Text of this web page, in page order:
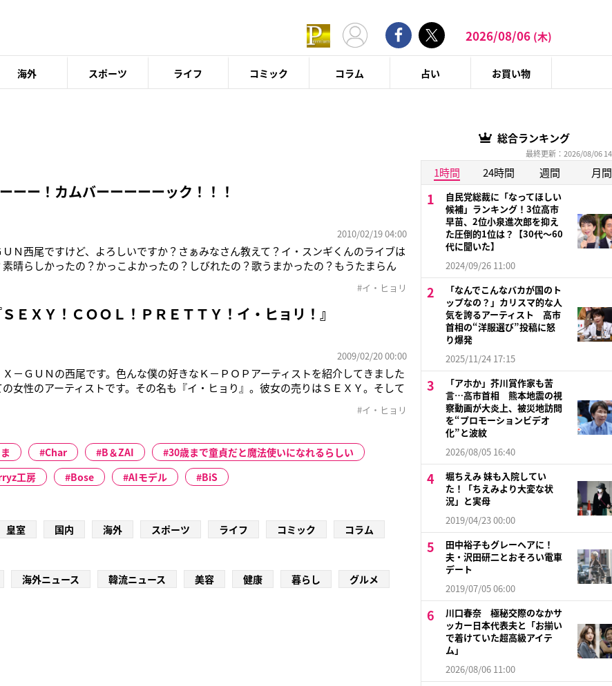
2026/08/06 (木)
海外 スポーツ ライフ コミック コラム 占い お買い物
ーー！カムバーーーーーック！！！
2010/02/19 04:00
Ｎ西尾ですけど、よろしいですか？さぁみなさん教えて？イ・スンギくんのライブは
晴らしかったの？かっこよかったの？しびれたの？歌うまかったの？もうたまらん
みたいで、僕の検索能力では検索できませんでした。『旅に出よう』は歌ったんかな？
、４月には大阪にフ
#イ・ヒョリ
ＥＸＹ！ＣＯＯＬ！ＰＲＥＴＴＹ！イ・ヒョリ！』
2009/02/20 00:00
－ＧＵＮの西尾です。色んな僕の好きなＫ－ＰＯＰアーティストを紹介してきました
女性のアーティストです。その名も『イ・ヒョり』。彼女の売りはＳＥＸＹ。そして
なく、女の子たちも見本にしたくなるようなＳＥＸＹ、ＣＯＯＬ、ＰＲＥＴＴＹ。年
#イ・ヒョリ
Char B＆ZAI
30歳まで童貞だと魔法使いになれるらしい
工房 Bose AIモデル BiS
皇室 国内 海外 スポーツ ライフ コミック
コラム
海外ニュース 韓流ニュース 美容 健康 暮らし グルメ
総合ランキング
最終更新：2026/08/06
1時間 24時間 週間 月間
自民党総裁に「なってほしい
候補」ランキング！3位高市
早苗、2位小泉進次郎を抑え
た圧倒的1位は？【30代〜60
代に聞いた】
2024/09/26 11:00
「なんでこんなバカが国のト
ップなの？」カリスマ的な人
気を誇るアーティスト 高市
首相の“洋服選び”投稿に怒
り爆発
2025/11/24 17:15
「アホか」芥川賞作家も苦
言…高市首相 熊本地震の視
察動画が大炎上、被災地訪問
を“プロモーションビデオ
化”と波紋
2026/08/05 16:40
堀ちえみ 妹も入院してい
た！「ちえみより大変な状
況」と実母
2019/04/23 00:00
田中裕子もグレーヘアに！
夫・沢田研二とおそろい電車
デート
2019/07/05 06:00
川口春奈 極秘交際のなかサ
ッカー日本代表夫と「お揃い
で着けていた超高級アイテ
ム」
2026/08/06 11:00